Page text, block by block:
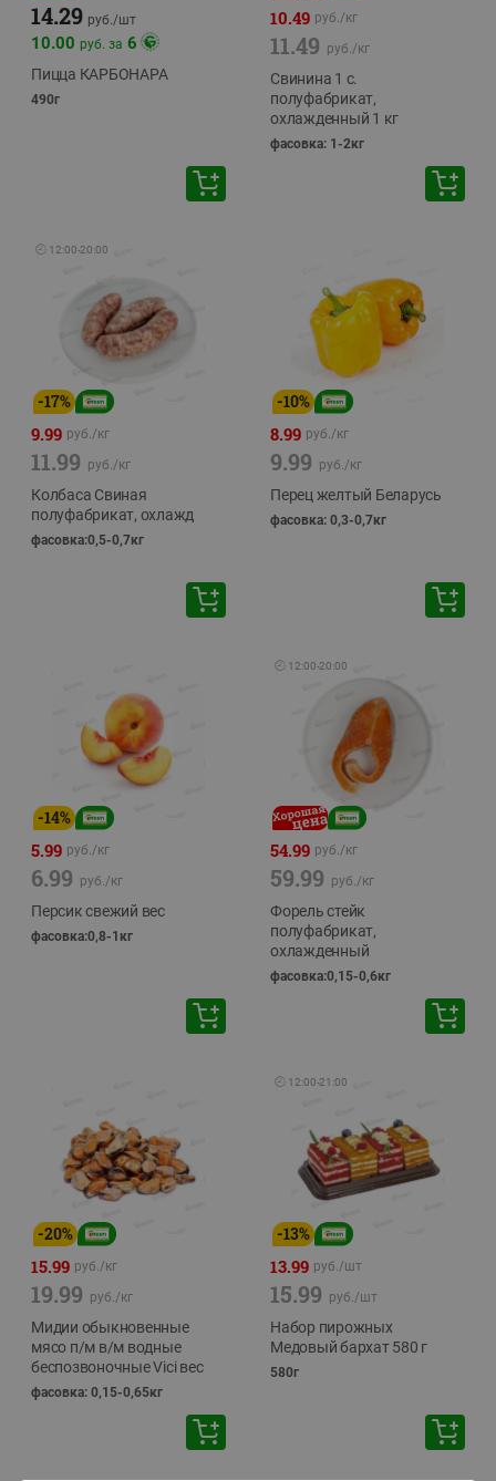
14.29 руб./шт
10.00 руб. за 6
Пицца КАРБОНАРА
490г
10.49 руб./кг
11.49 руб./кг
Свинина 1 с.
полуфабрикат,
охлажденный 1 кг
фасовка: 1-2кг
🕘 12:00-20:00
-17%
9.99 руб./кг
11.99 руб./кг
Колбаса Свиная
полуфабрикат, охлажд
фасовка:0,5-0,7кг
-10%
8.99 руб./кг
9.99 руб./кг
Перец желтый Беларусь
фасовка: 0,3-0,7кг
-14%
5.99 руб./кг
6.99 руб./кг
Персик свежий вес
фасовка:0,8-1кг
🕘 12:00-20:00
54.99 руб./кг
59.99 руб./кг
Форель стейк
полуфабрикат,
охлажденный
фасовка:0,15-0,6кг
-20%
15.99 руб./кг
19.99 руб./кг
Мидии обыкновенные
мясо п/м в/м водные
беспозвоночные Vici вес
фасовка: 0,15-0,65кг
🕘 12:00-21:00
-13%
13.99 руб./шт
15.99 руб./шт
Набор пирожных
Медовый бархат 580 г
580г